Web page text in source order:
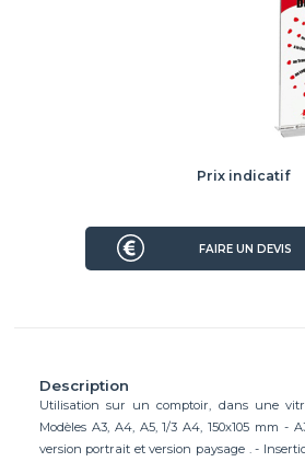
Description
Utilisation sur un comptoir, dans une
Modèles A3, A4, A5, 1/3 A4, 150x105 mm -
version portrait et version paysage . -
Prix indicatif
FAIRE UN DEVIS